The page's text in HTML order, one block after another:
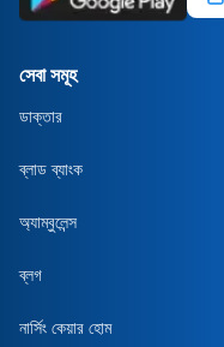
সেবা সমূহ
ডাক্তার
ব্লাড ব্যাংক
অ্যাম্বুলেন্স
ব্লগ
নার্সিং কেয়ার হোম